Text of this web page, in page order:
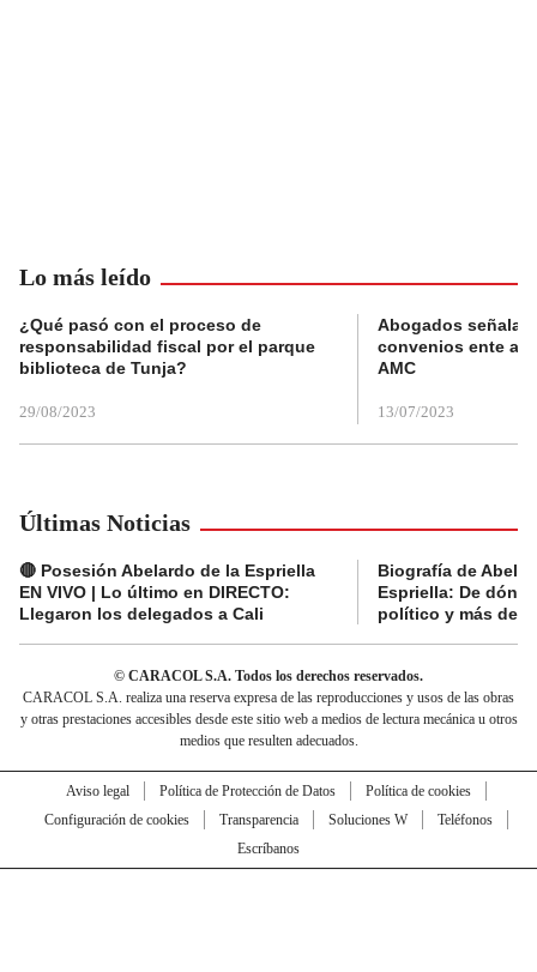
Lo más leído
¿Qué pasó con el proceso de
responsabilidad fiscal por el parque
biblioteca de Tunja?
29/08/2023
Abogados
convenios ente
AMC
13/07/2023
Últimas Noticias
🔴 Posesión Abelardo de la Espriella
EN VIVO | Lo último en DIRECTO:
Llegaron los delegados a Cali
Biografía de
Espriella: De
político y más del
© CARACOL S.A. Todos los derechos reservados.
CARACOL S.A. realiza una reserva expresa de las reproducciones y usos de las obras
y otras prestaciones accesibles desde este sitio web a medios de lectura mecánica u otros
medios que resulten adecuados.
Aviso legal Política de Protección de Datos
Política de cookies
Configuración de cookies
Transparencia Soluciones W
Teléfonos
Escríbanos